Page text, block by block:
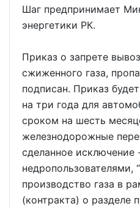
Шаг предпринимает
энергетики РК.
Приказ о запрете
сжиженного газа,
подписан. Приказ
на три года для
сроком на шесть
железнодорожные
сделанное исключение
производство газа в
(контракта) о разделе